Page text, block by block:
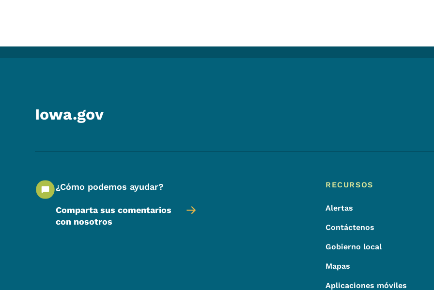
Iowa.gov
¿Cómo podemos ayudar?
Comparta sus comentarios
con nosotros
Menú de pie de página
Footer
RECURSOS
Alertas
Contáctenos
Gobierno local
Mapas
Aplicaciones móviles